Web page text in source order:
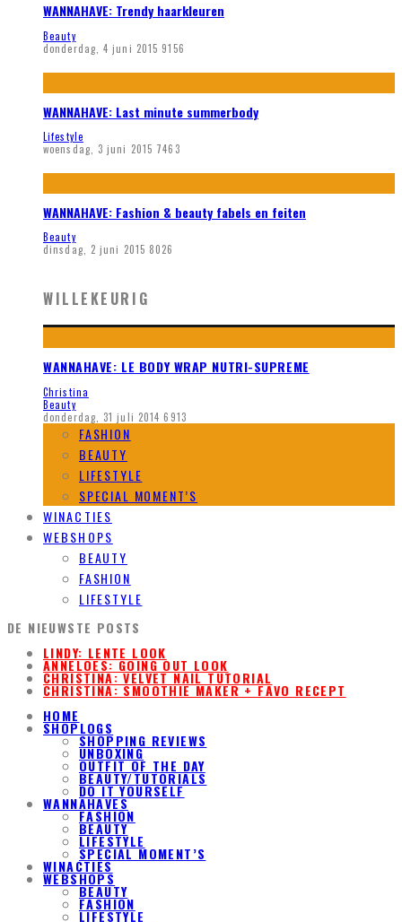
WANNAHAVE: Trendy haarkleuren
Beauty
donderdag, 4 juni 2015 9156
WANNAHAVE: Last minute summerbody
Lifestyle
woensdag, 3 juni 2015 7463
WANNAHAVE: Fashion & beauty fabels en feiten
Beauty
dinsdag, 2 juni 2015 8026
WILLEKEURIG
WANNAHAVE: LE BODY WRAP NUTRI-SUPREME
Christina
Beauty
donderdag, 31 juli 2014 6913
FASHION
BEAUTY
LIFESTYLE
SPECIAL MOMENT’S
WINACTIES
WEBSHOPS
BEAUTY
FASHION
LIFESTYLE
DE NIEUWSTE POSTS
LINDY: LENTE LOOK
ANNELOES: GOING OUT LOOK
CHRISTINA: VELVET NAIL TUTORIAL
CHRISTINA: SMOOTHIE MAKER + FAVO RECEPT
HOME
SHOPLOGS
SHOPPING REVIEWS
UNBOXING
OUTFIT OF THE DAY
BEAUTY/TUTORIALS
DO IT YOURSELF
WANNAHAVES
FASHION
BEAUTY
LIFESTYLE
SPECIAL MOMENT’S
WINACTIES
WEBSHOPS
BEAUTY
FASHION
LIFESTYLE